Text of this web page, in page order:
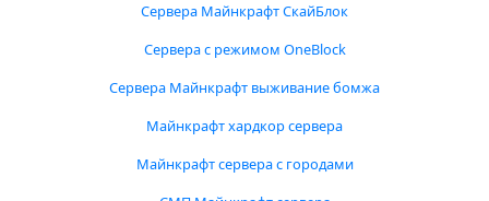
Сервера Майнкрафт СкайБлок
Сервера с режимом OneBlock
Сервера Майнкрафт выживание бомжа
Майнкрафт хардкор сервера
Майнкрафт сервера с городами